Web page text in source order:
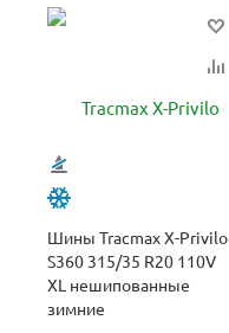
Шины Tracmax X-Privilo
S360 315/35 R20 110V
XL нешипованные
зимние